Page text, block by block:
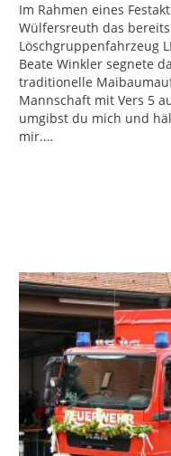
Im Rahmen eines
Wülfersreuth das
Löschgruppenfahrzeug
Beate Winkler segnete
traditionelle
Mannschaft mit Vers 5
umgibst du mich und
mir.…